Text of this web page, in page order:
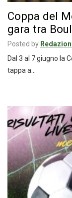
Coppa del
gara tra
Posted by
Dal 3 al 7 giugno la
tappa a…